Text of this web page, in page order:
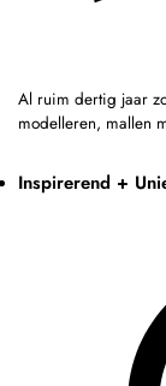
Al ruim dertig jaar
modelleren, mallen
Inspirerend +